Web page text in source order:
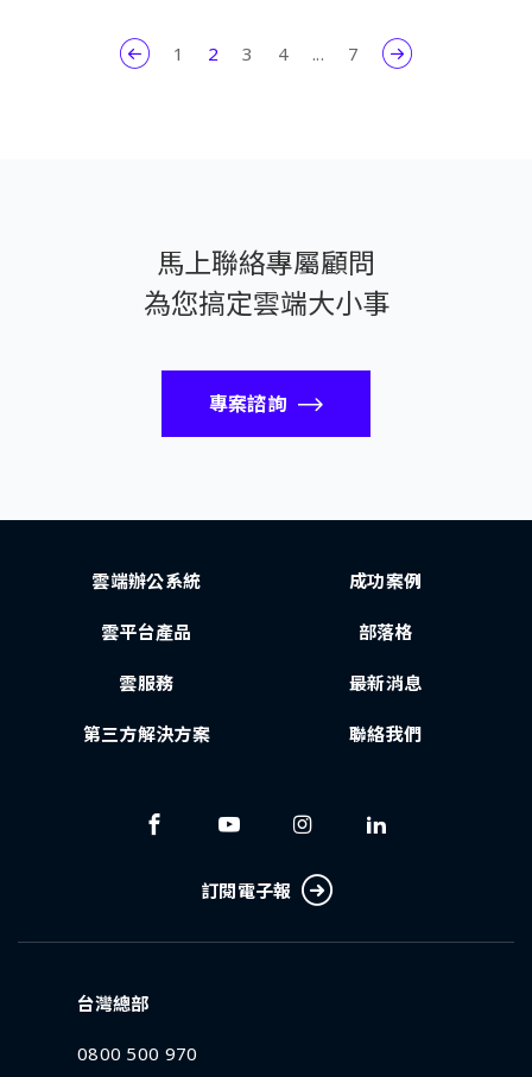
1 2 3 4 ... 7
馬上聯絡專屬顧問
為您搞定雲端大小事
專案諮詢
雲端辦公系統
雲平台產品
雲服務
第三方解決方案
成功案例
部落格
最新消息
聯絡我們
訂閱電子報
台灣總部
0800 500 970